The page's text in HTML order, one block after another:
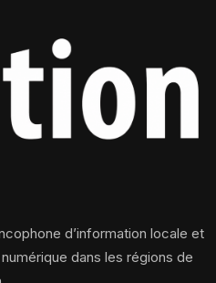
d’information locale et
dans les régions de